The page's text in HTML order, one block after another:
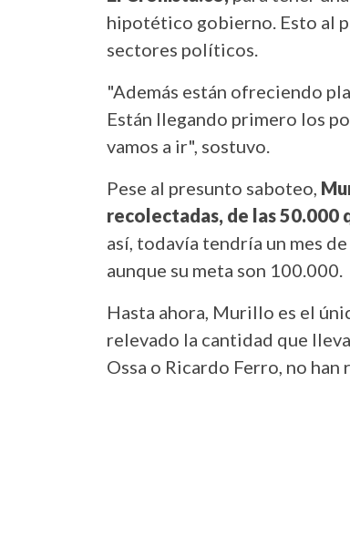
hipotético gobierno. Esto al
sectores políticos.
"Además están ofreciendo
Están llegando primero los
vamos a ir", sostuvo.
Pese al presunto saboteo,
recolectadas, de las 50.000
así, todavía tendría un mes
aunque su meta son 100.000.
Hasta ahora, Murillo es el
relevado la cantidad que
Ossa o Ricardo Ferro, no